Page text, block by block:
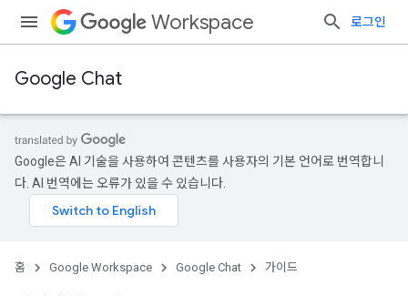
Workspace 로그인
Google Chat
Google은 AI 기술을 사용하여 콘텐츠를 사용자의 기본 언어로 번역합니
다. AI 번역에는 오류가 있을 수 있습니다.
홈 Google Workspace Google Chat 가이드